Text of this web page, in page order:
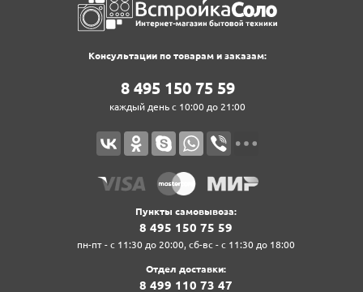
Консультации по товарам и заказам:
8‍ 4‍9‍5‍ 1‍5‍0‍ 7‍5‍ 5‍9‍
каждый день с 10:00 до 21:00
Пункты самовывоза:
8‍ 4‍9‍5‍ 1‍5‍0‍ 7‍5‍ 5‍9‍
пн-пт - с 11:30 до 20:00, сб-вс - с 11:30 до 18:00
Отдел доставки:
8‍ 4‍9‍9‍ 1‍1‍0‍ 7‍3‍ 4‍7‍